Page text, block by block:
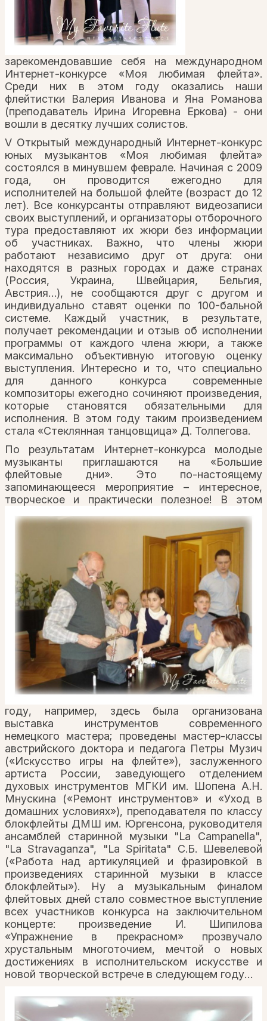
зарекомендовавшие себя на международном
Интернет-конкурсе «Моя любимая флейта».
Среди них в этом году оказались наши
флейтистки Валерия Иванова и Яна Романова
(преподаватель Ирина Игоревна Еркова) - они
вошли в десятку лучших солистов.
V Открытый международный Интернет-конкурс
юных музыкантов «Моя любимая флейта»
состоялся в минувшем феврале. Начиная с 2009
года, он проводится ежегодно для
исполнителей на большой флейте (возраст до 12
лет). Все конкурсанты отправляют видеозаписи
своих выступлений, и организаторы отборочного
тура предоставляют их жюри без информации
об участниках. Важно, что члены жюри
работают независимо друг от друга: они
находятся в разных городах и даже странах
(Россия, Украина, Швейцария, Бельгия,
Австрия…), не сообщаются друг с другом и
индивидуально ставят оценки по 100-бальной
системе. Каждый участник, в результате,
получает рекомендации и отзыв об исполнении
программы от каждого члена жюри, а также
максимально объективную итоговую оценку
выступления. Интересно и то, что специально
для данного конкурса современные
композиторы ежегодно сочиняют произведения,
которые становятся обязательными для
исполнения. В этом году таким произведением
стала «Стеклянная танцовщица» Д. Толпегова.
По результатам Интернет-конкурса молодые
музыканты приглашаются на «Большие
флейтовые дни». Это по-настоящему
запоминающееся мероприятие – интересное,
творческое и практически полезное! В этом
году, например, здесь была организована
выставка инструментов современного
немецкого мастера; проведены мастер-классы
австрийского доктора и педагога Петры Музич
(«Искусство игры на флейте»), заслуженного
артиста России, заведующего отделением
духовых инструментов МГКИ им. Шопена А.Н.
Мнускина («Ремонт инструментов» и «Уход в
домашних условиях»), преподавателя по классу
блокфлейты ДМШ им. Юргенсона, руководителя
ансамблей старинной музыки "La Campanella",
"La Stravaganza", "La Spiritata" С.Б. Шевелевой
(«Работа над артикуляцией и фразировкой в
произведениях старинной музыки в классе
блокфлейты»). Ну а музыкальным финалом
флейтовых дней стало совместное выступление
всех участников конкурса на заключительном
концерте: произведение И. Шипилова
«Упражнение в прекрасном» прозвучало
хрустальным многоточием, мечтой о новых
достижениях в исполнительском искусстве и
новой творческой встрече в следующем году…